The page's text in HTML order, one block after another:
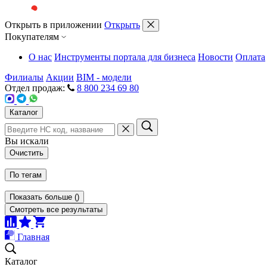
Открыть в приложении Открыть
Покупателям
О нас Инструменты портала для бизнеса Новости Оплата
Филиалы Акции BIM - модели
Отдел продаж:
8 800 234 69 80
Каталог
Вы искали
Очистить
По тегам
Показать больше ()
Смотреть все результаты
Главная
Каталог